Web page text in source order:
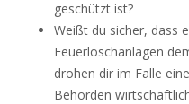
geschützt ist?
Weißt du sicher, dass
Feuerlöschanlagen
drohen dir im Falle
Behörden